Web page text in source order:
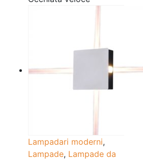
Lampadari moderni,
Lampade, Lampade da